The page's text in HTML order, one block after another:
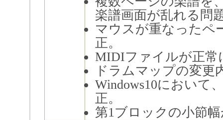
楽譜画面が乱れる問
マウスが重なったペ
正。
MIDIファイルが正常
ドラムマップの変更
Windows10において
正。
第1ブロックの小節